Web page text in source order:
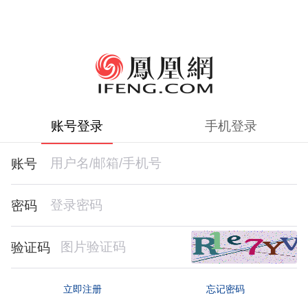
账号登录 手机登录
账号
密码
验证码
立即注册 忘记密码